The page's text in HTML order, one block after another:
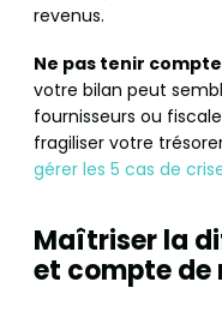
revenus.
Ne pas tenir
votre bilan peut
fournisseurs ou
fragiliser votre
gérer les 5 cas de
Maîtriser la
et compte de